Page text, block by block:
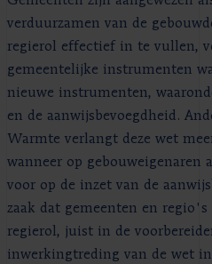
verduurzamen van de
regierol effectief in te vullen,
gemeentelijke instrumenten
nieuwe instrumenten,
en de aanwijsbevoegdheid.
Warmte verlangt deze wet
wanneer op gebouweigenaren
voor op de inzet van de
zaak dat gemeenten en
regierol, juist in de
inwerkingtreding van de wet